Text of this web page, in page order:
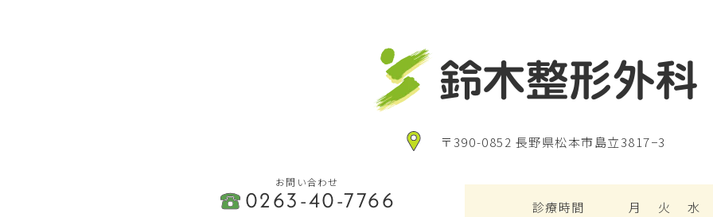
〒390-0852 長野県松本市島立3817−3
お問い合わせ
0263-40-7766 診療時間 月 火
水